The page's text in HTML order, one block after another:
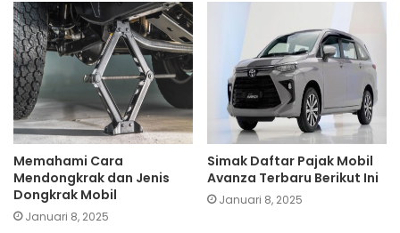
Memahami Cara
Mendongkrak dan Jenis
Dongkrak Mobil
Januari 8, 2025
Simak Daftar Pajak Mobil
Avanza Terbaru Berikut Ini
Januari 8, 2025